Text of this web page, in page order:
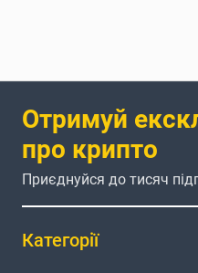
Отримуй
про крипто
Приєднуйся до тисяч
Категорії